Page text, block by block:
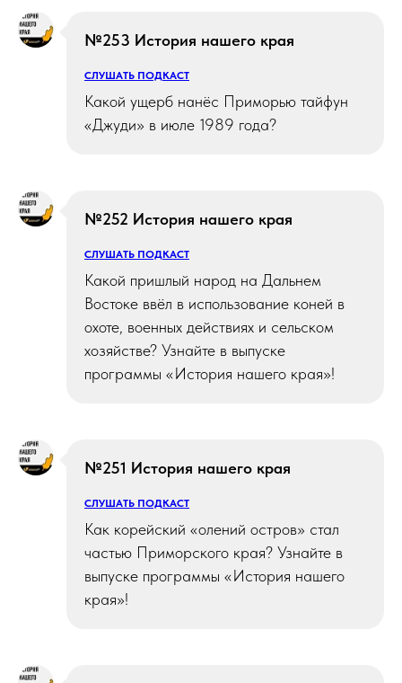
№253 История нашего края
СЛУШАТЬ ПОДКАСТ
Какой ущерб нанёс Приморью тайфун
«Джуди» в июле 1989 года?
№252 История нашего края
СЛУШАТЬ ПОДКАСТ
Какой пришлый народ на Дальнем
Востоке ввёл в использование коней в
охоте, военных действиях и сельском
хозяйстве? Узнайте в выпуске
программы «История нашего края»!
№251 История нашего края
СЛУШАТЬ ПОДКАСТ
Как корейский «олений остров» стал
частью Приморского края? Узнайте в
выпуске программы «История нашего
края»!